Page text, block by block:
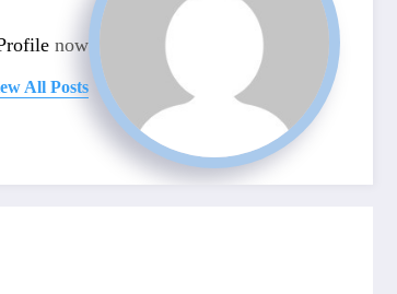
now.
All Posts